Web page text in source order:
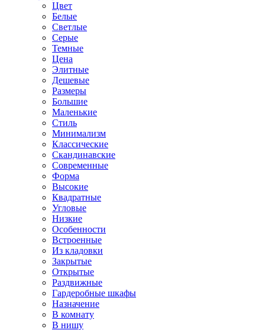
Цвет
Белые
Светлые
Серые
Темные
Цена
Элитные
Дешевые
Размеры
Большие
Маленькие
Стиль
Минимализм
Классические
Скандинавские
Современные
Форма
Высокие
Квадратные
Угловые
Низкие
Особенности
Встроенные
Из кладовки
Закрытые
Открытые
Раздвижные
Гардеробные шкафы
Назначение
В комнату
В нишу